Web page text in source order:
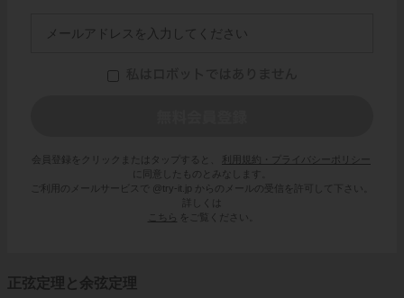
会員登録をクリックまたはタップすると、
利用規約・プライバシーポリシー
に同意したものとみなします。
ご利用のメールサービスで @try-it.jp からのメールの受信を許可して下さい。
詳しくは
こちら
をご覧ください。
正弦定理と余弦定理